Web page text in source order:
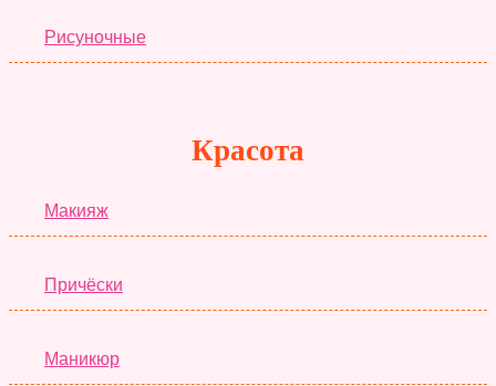
Рисуночные
Красота
Макияж
Причёски
Маникюр